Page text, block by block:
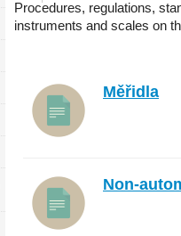
Procedures, regulations,
instruments and scales on
Měřidla
Non-